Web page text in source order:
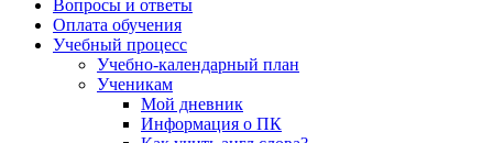
Вопросы и ответы
Оплата обучения
Учебный процесс
Учебно-календарный план
Ученикам
Мой дневник
Информация о ПК